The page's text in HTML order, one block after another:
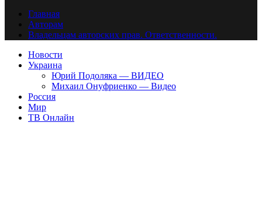
Главная
Авторам
Владельцам авторских прав. Ответственности.
Новости
Украина
Юрий Подоляка — ВИДЕО
Михаил Онуфриенко — Видео
Россия
Мир
ТВ Онлайн